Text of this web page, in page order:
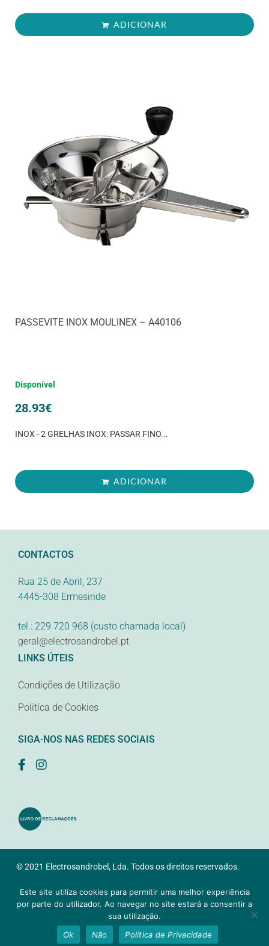
ADICIONAR
PASSEVITE INOX MOULINEX – A40106
Disponível
28.93€
INOX - 2 GRELHAS INOX: PASSAR FINO...
ADICIONAR
CONTACTOS
Rua 25 de Abril, 237
4445-308 Ermesinde
tel.: 229 720 968 (custo chamada local)
geral@electrosandrobel.pt
LINKS ÚTEIS
Condições de Utilização
Politíca de Cookies
SIGA-NOS NAS REDES SOCIAIS
© 2021 Electrosandrobel, Lda. Todos os direitos reservados.
Este site utiliza cookies para permitir uma melhor experiência
por parte do utilizador. Ao navegar no site estará a consentir a
sua utilização.
Ok
Não Política de Privacidade